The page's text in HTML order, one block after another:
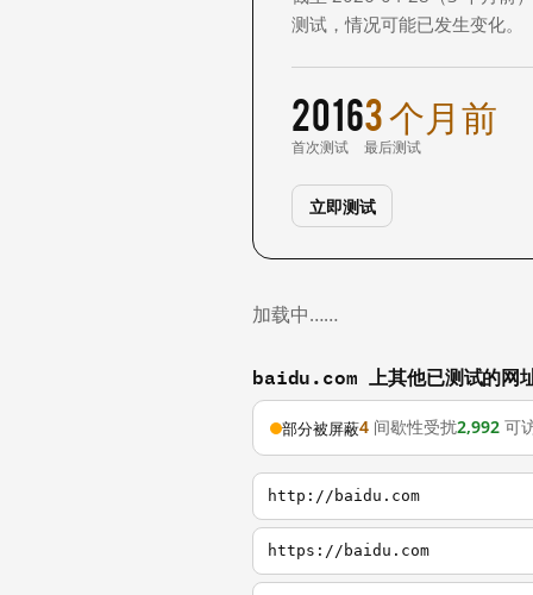
测试，情况可能已发生变化。
2016
首次测试
3 个月前
最后测试
立即测试
加载中……
baidu.com 上其他已测试的网
部分被屏蔽4 间歇性受扰2,992 可
http://baidu.com
https://baidu.com